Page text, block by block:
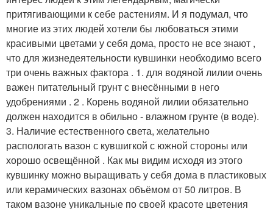
притягивающими к себе растениям. И я подумал, что
многие из этих людей хотели бы любоваться этими
красивыми цветами у себя дома, просто не все знают ,
что для жизнедеятельности кувшинки необходимо всего
три очень важных фактора . 1. для водяной лилии очень
важен питательный грунт с внесёнными в него
удобрениями . 2 . Корень водяной лилии обязательно
должен находится в обильно - влажном грунте (в воде).
3. Наличие естественного света, желательно
распологать вазон с кувшигкой с южной стороны или
хорошо освещённой . Как мы видим исходя из этого
кувшинку можно выращивать у себя дома в пластиковых
или керамических вазонах объёмом от 50 литров. В
таком вазоне уникальные по своей красоте цветения